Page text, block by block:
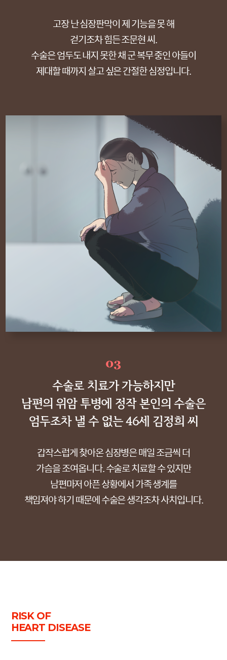
고장 난 심장판막이 제 기능을 못 해
걷기조차 힘든 조문현 씨.
수술은 엄두도 내지 못한 채 군 복무 중인 아들이
제대할 때까지 살고 싶은 간절한 심정입니다.
수술로 치료가 가능하지만
남편의 위암 투병에 정작 본인의 수술은
엄두조차 낼 수 없는 46세 김정희 씨
갑작스럽게 찾아온 심장병은 매일 조금씩 더
가슴을 조여옵니다. 수술로 치료할 수 있지만
남편마저 아픈 상황에서 가족 생계를
책임져야 하기 때문에 수술은 생각조차 사치입니다.
RISK OF
HEART DISEASE